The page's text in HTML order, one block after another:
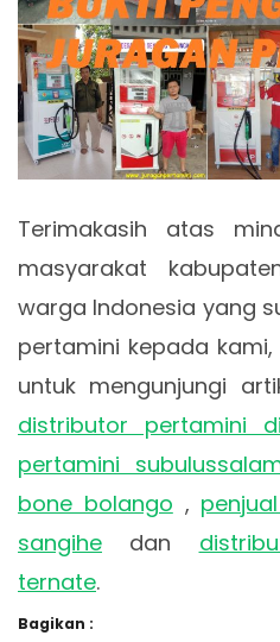
Terimakasih atas
masyarakat
warga Indonesia yang
pertamini kepada
untuk mengunjungi
distributor pertamini
pertamini
bone bolango ,
sangihe dan
ternate.
Bagikan :